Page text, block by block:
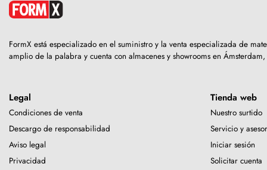
FormX está especializado en el suministro y la venta especializada de
amplio de la palabra y cuenta con almacenes y showrooms en
Legal
Condiciones de venta
Descargo de responsabilidad
Aviso legal
Privacidad
Tienda web
Nuestro surtido
Servicio y
Iniciar sesión
Solicitar cuenta